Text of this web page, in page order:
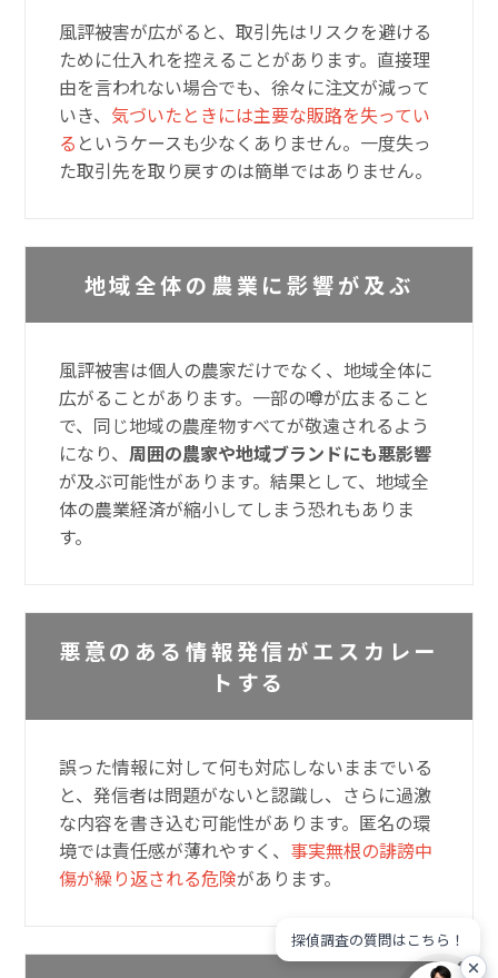
風評被害が広がると、取引先はリスクを避ける
ために仕入れを控えることがあります。直接理
由を言われない場合でも、徐々に注文が減って
いき、 気づいたときには主要な販路を失ってい
る というケースも少なくありません。一度失っ
た取引先を取り戻すのは簡単ではありません。
地域全体の農業に影響が及ぶ
風評被害は個人の農家だけでなく、地域全体に
広がることがあります。一部の噂が広まること
で、同じ地域の農産物すべてが敬遠されるよう
になり、周囲の農家や地域ブランドにも悪影響
が及ぶ可能性があります。結果として、地域全
体の農業経済が縮小してしまう恐れもありま
す。
悪意のある情報発信がエスカレー
トする
誤った情報に対して何も対応しないままでいる
と、発信者は問題がないと認識し、さらに過激
な内容を書き込む可能性があります。匿名の環
境では責任感が薄れやすく、 事実無根の誹謗中
傷が繰り返される危険があります。
探偵調査の質問はこちら！